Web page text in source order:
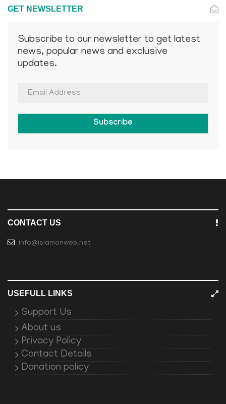
GET NEWSLETTER
Subscribe to our newsletter to get latest
news, popular news and exclusive
updates.
Subscribe
CONTACT US
info@islamonweb.net
USEFULL LINKS
Support Us
About us
Privacy Policy
Contact Details
Donation policy